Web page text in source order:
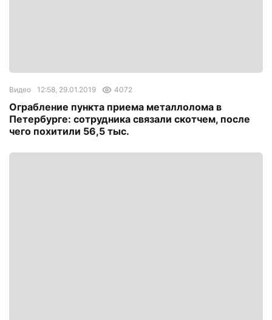
Видео 12:58, 29.01.2019 4072
Ограбление пункта приема металлолома в
Петербурге: сотрудника связали скотчем, после
чего похитили 56,5 тыс.